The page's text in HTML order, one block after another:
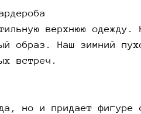
только
модель
верхнюю
образ. Наш зимний
встреч.
но и придает фигуре